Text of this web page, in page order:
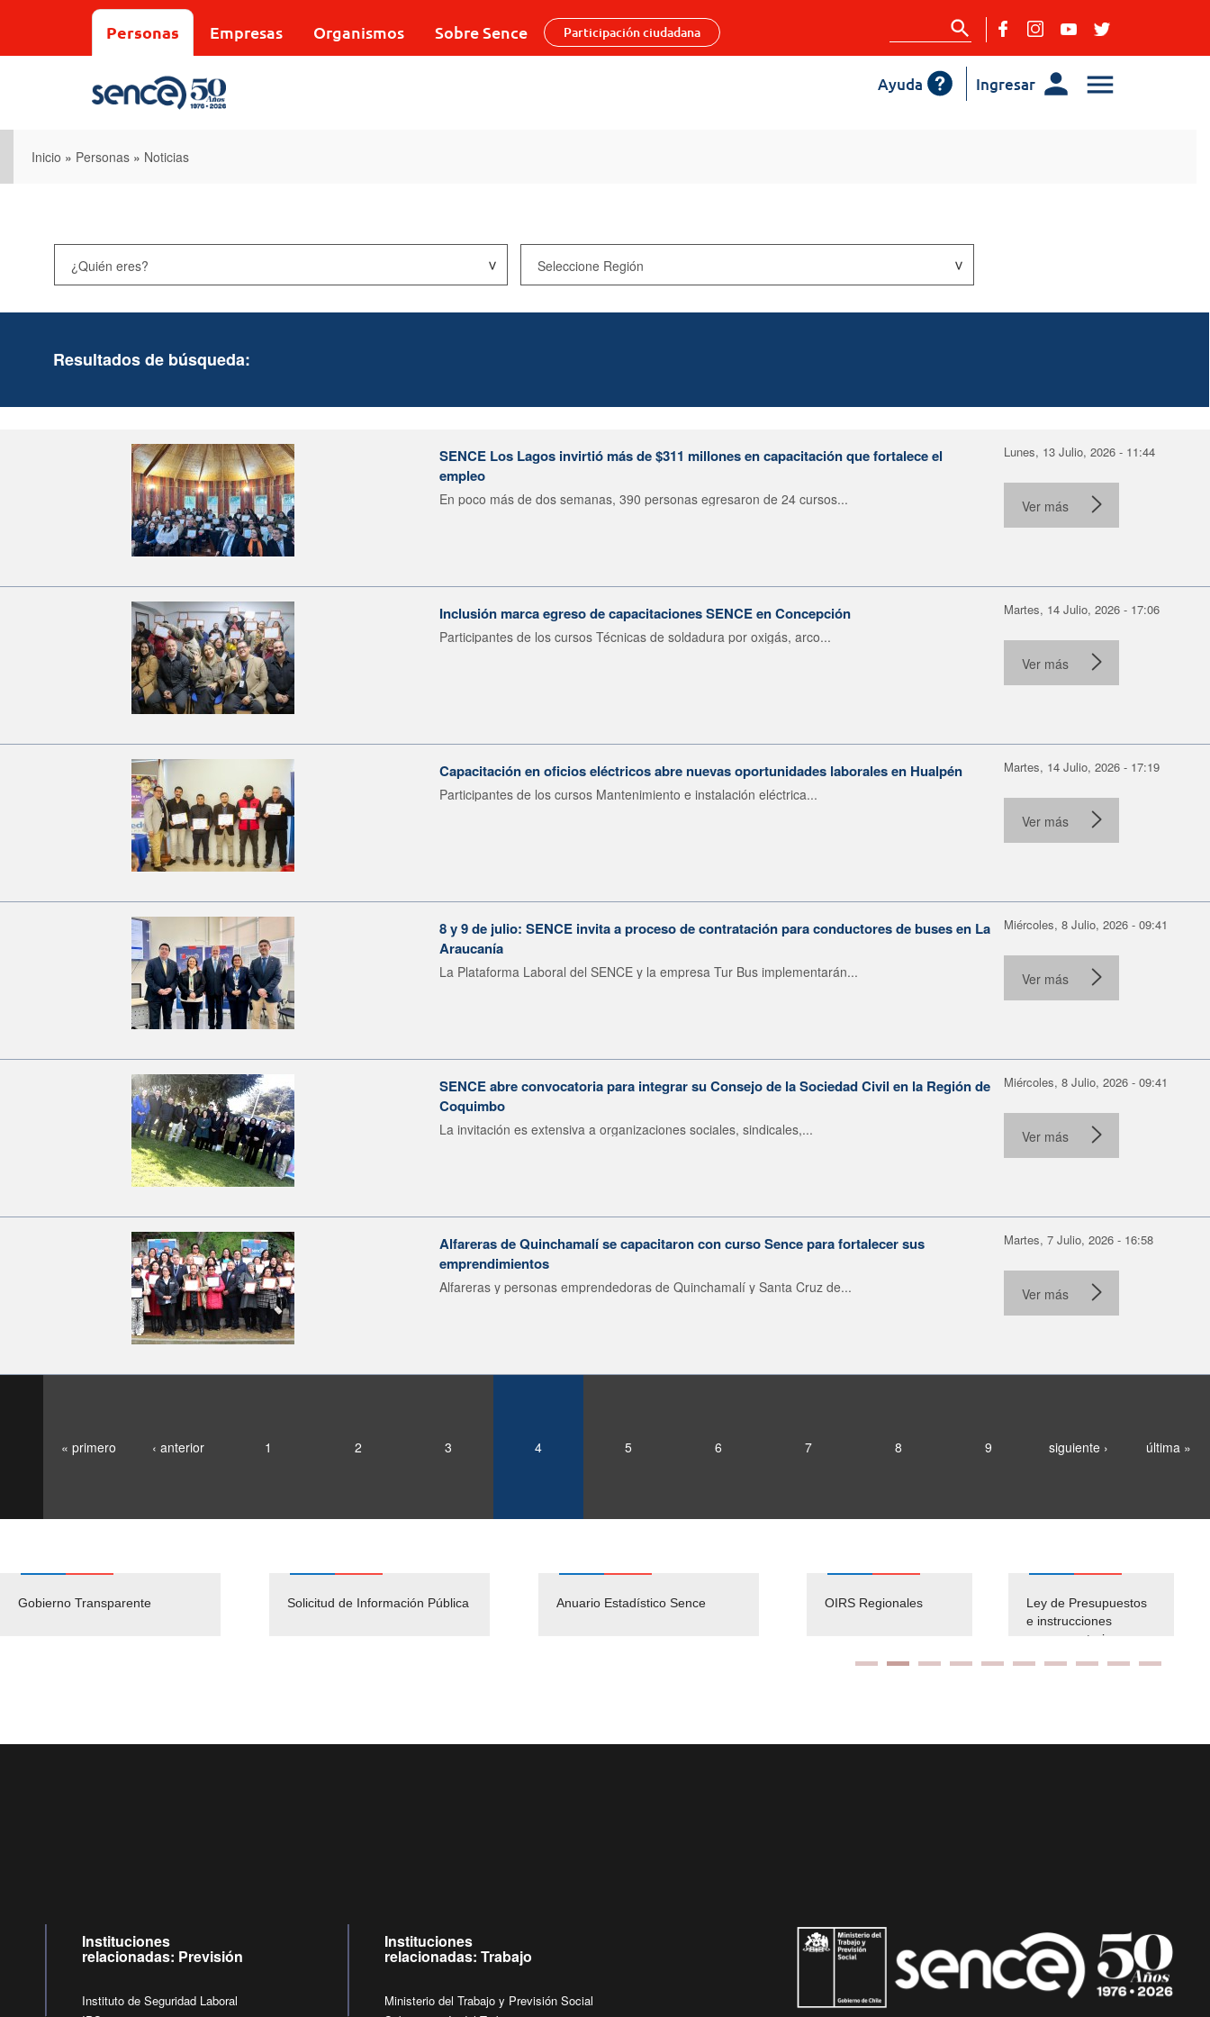
Personas Empresas Organismos Sobre Sence Participación ciudadana
Ingresar
Ayuda
Inicio » Personas » Noticias
Resultados de búsqueda:
SENCE Los Lagos invirtió más de $311 millones en capacitación que fortalece el
empleo
En poco más de dos semanas, 390 personas egresaron de 24 cursos...
Lunes, 13 Julio, 2026 - 11:44
Ver más
Inclusión marca egreso de capacitaciones SENCE en Concepción
Participantes de los cursos Técnicas de soldadura por oxigás, arco...
Martes, 14 Julio, 2026 - 17:06
Ver más
Capacitación en oficios eléctricos abre nuevas oportunidades laborales en Hualpén
Participantes de los cursos Mantenimiento e instalación eléctrica...
Martes, 14 Julio, 2026 - 17:19
Ver más
8 y 9 de julio: SENCE invita a proceso de contratación para conductores de buses en La
Araucanía
La Plataforma Laboral del SENCE y la empresa Tur Bus implementarán...
Miércoles, 8 Julio, 2026 - 09:41
Ver más
SENCE abre convocatoria para integrar su Consejo de la Sociedad Civil en la Región de
Coquimbo
La invitación es extensiva a organizaciones sociales, sindicales,...
Miércoles, 8 Julio, 2026 - 09:41
Ver más
Alfareras de Quinchamalí se capacitaron con curso Sence para fortalecer sus
emprendimientos
Alfareras y personas emprendedoras de Quinchamalí y Santa Cruz de...
Martes, 7 Julio, 2026 - 16:58
Ver más
« primero ‹ anterior 1 2 3 4 5 6 7 8 9 siguiente › última »
Gobierno Transparente Solicitud de Información Pública Anuario Estadístico Sence
Pago Proveedores
Empleos Públicos
Solicitud Audiencias y
OIRS Regionales
Ley de Presupuestos
e instrucciones
presuspuetarias
Instituciones
relacionadas: Previsión
Instituto de Seguridad Laboral
Instituciones
relacionadas: Trabajo
Ministerio del Trabajo y Previsión Social